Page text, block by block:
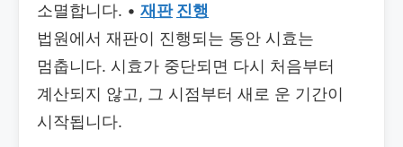
소멸합니다. • 재판 진행
법원에서 재판이 진행되는 동안 시효는
멈춥니다. 시효가 중단되면 다시 처음부터
계산되지 않고, 그 시점부터 새로 운 기간이
시작됩니다.